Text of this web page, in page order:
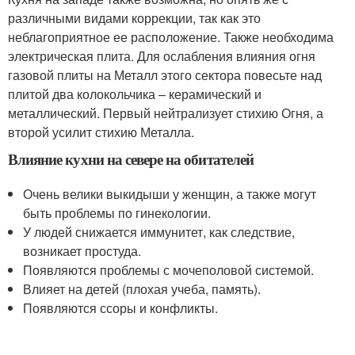
различными видами коррекции, так как это
неблагоприятное ее расположение. Также необходима
электрическая плита. Для ослабления влияния огня
газовой плиты на Металл этого сектора повесьте над
плитой два колокольчика – керамический и
металлический. Первый нейтрализует стихию Огня, а
второй усилит стихию Металла.
Влияние кухни на севере на обитателей
Очень велики выкидыши у женщин, а также могут
быть проблемы по гинекологии.
У людей снижается иммунитет, как следствие,
возникает простуда.
Появляются проблемы с мочеполовой системой.
Влияет на детей (плохая учеба, память).
Появляются ссоры и конфликты.